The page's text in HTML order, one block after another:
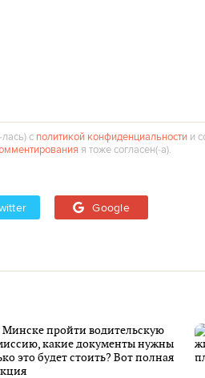
с политикой конфиденциальности и
я тоже согласен(‑а).
Google